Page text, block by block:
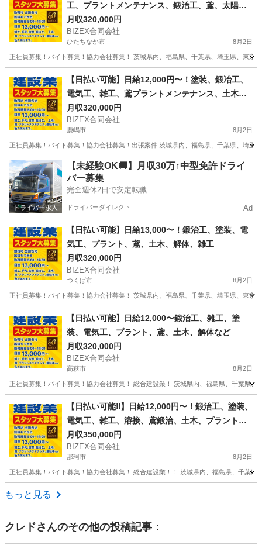
工、プラントメンテナンス、鍛治工、鳶、太陽
光、解体など
月収320,000円
BIZEX合同会社
ひたちなか市 8月2日
正社員募集！バイト募集！協力会社募集！ 茨城県内、福島県、千葉県、埼玉県、東
ひたちなか市 その他 協力会社
【日払い可能】日給12,000円〜！塗装、鍛冶工、
電気工、雑工、鳶プラントメンテナンス、土木、
解体など
月収320,000円
BIZEX合同会社
鹿嶋市 8月2日
正社員募集！バイト募集！協力会社募集！出張案件 茨城県内、福島県、千葉県、埼
茨城 鹿嶋市 その他 協力会社
【未経験OK🚚】月収30万↑中型免許ドライ
バー募集
完全週休2日で安定転職
ドライバーダイレクト Ad
【日払い可能】日給13,000〜！鍛治工、塗装、電
気工、プラント、鳶、土木、解体、雑工
月収320,000円
BIZEX合同会社
つくば市 8月2日
正社員募集！バイト募集！協力会社募集！ 茨城県内、福島県、千葉県、埼玉県、東
その他 協力会社
【日払い可能】日給12,000〜鍛治工、雑工、塗
装、電気工、プラント、鳶、土木、解体など
月収320,000円
BIZEX合同会社
高萩市 8月2日
正社員募集！バイト募集！協力会社募集！ 総合建設業！ 茨城県内、福島県、千葉県
その他 協力会社
【日払い可能‼️】日給12,000円〜！鍛治工、塗装、
電気工、雑工、溶接、鳶鍛治、土木、プラントメ
ンテナンス、足場
月収350,000円
BIZEX合同会社
那珂市 8月2日
正社員募集！バイト募集！協力会社募集！ 総合建設業！！ 茨城県内、福島県、千葉
茨城 那珂市
もっと見る
クレドさんのその他の投稿記事：